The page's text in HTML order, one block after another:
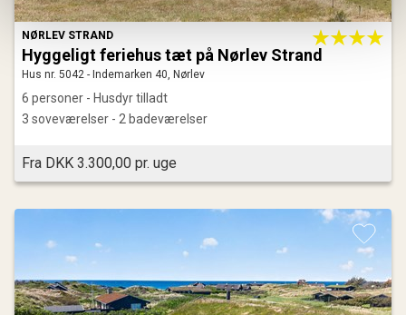
NØRLEV STRAND
Hyggeligt feriehus tæt på Nørlev Strand
Hus nr. 5042 - Indemarken 40, Nørlev
6 personer - Husdyr tilladt
3 soveværelser - 2 badeværelser
Fra DKK 3.300,00 pr. uge